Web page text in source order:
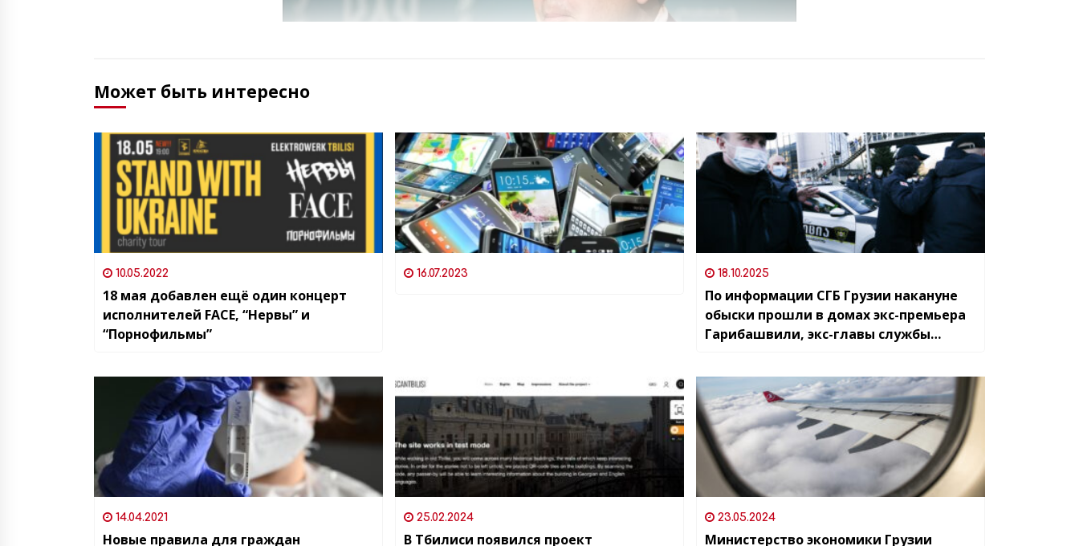
Может быть интересно
10.05.2022
18 мая добавлен ещё один концерт
исполнителей FACE, “Нервы” и
“Порнофильмы”
16.07.2023 18.10.2025
По информации СГБ Грузии накануне
обыски прошли в домах экс-премьера
Гарибашвили, экс-главы службы
14.04.2021
Новые правила для граждан
25.02.2024
В Тбилиси появился проект
23.05.2024
Министерство экономики Грузии